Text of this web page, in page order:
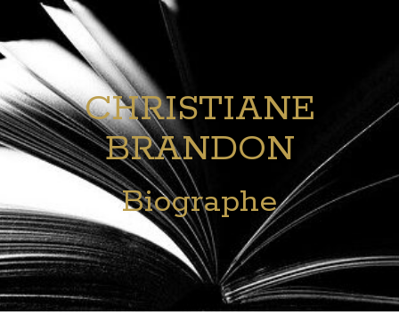
CHRISTIANE
BRANDON
Biographe